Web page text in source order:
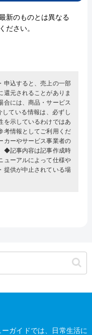
新のものとは異なる
ださい。
申込すると、売上の一部
還元されることがありま
には、商品・サービス
ている情報は、必ずし
を示しているわけではあ
考情報としてご利用くだ
カーやサービス事業者の
◆記事内容は記事作成時
ューアルによって仕様や
提供が中止されている場
ガイドでは、日常生活に